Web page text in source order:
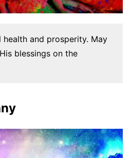
and prosperity. May
blessings on the